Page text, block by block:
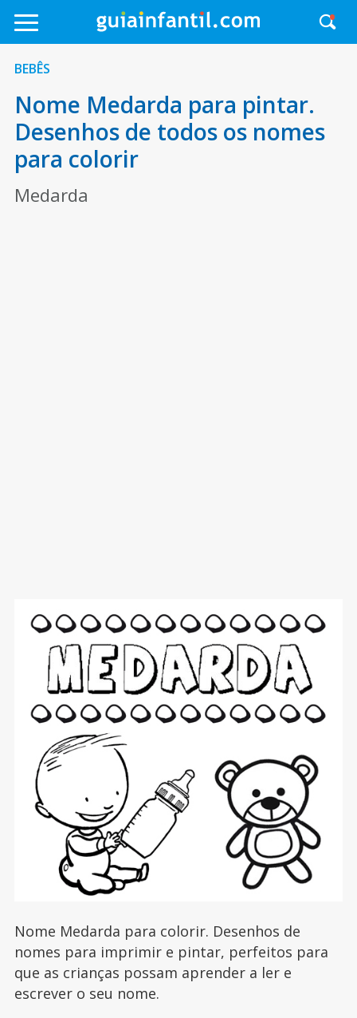
BEBÊS
Nome Medarda para pintar.
Desenhos de todos os nomes
para colorir
Medarda
Nome Medarda para colorir. Desenhos de
nomes para imprimir e pintar, perfeitos para
que as crianças possam aprender a ler e
escrever o seu nome.